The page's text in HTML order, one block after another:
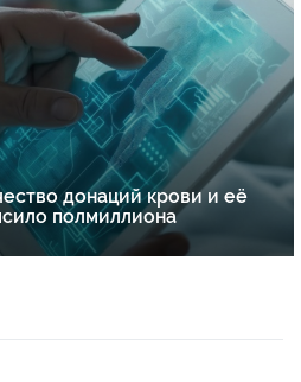
донаций крови и её
полмиллиона